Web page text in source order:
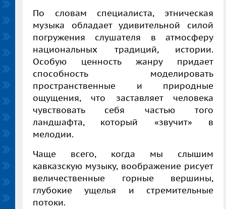
По словам специалиста, этническая
музыка обладает удивительной силой
погружения слушателя в атмосферу
национальных традиций, истории.
Особую ценность жанру придает
способность моделировать
пространственные и природные
ощущения, что заставляет человека
чувствовать себя частью того
ландшафта, который «звучит» в
мелодии.
Чаще всего, когда мы слышим
кавказскую музыку, воображение рисует
величественные горные вершины,
глубокие ущелья и стремительные
потоки.